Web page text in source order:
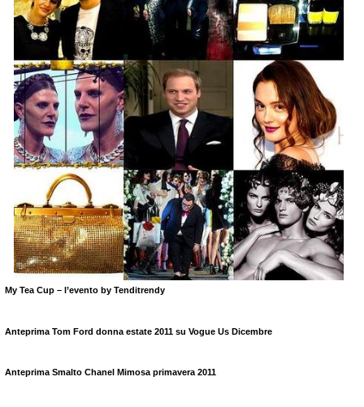
My Tea Cup – l’evento by Tenditrendy
Anteprima Tom Ford donna estate 2011 su Vogue Us Dicembre
Anteprima Smalto Chanel Mimosa primavera 2011